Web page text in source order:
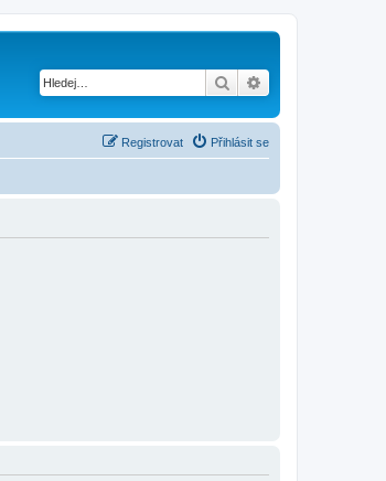
Hledat
Přihlásit se
Registrovat